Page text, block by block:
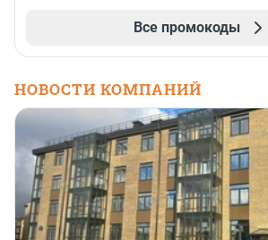
Все промокоды
НОВОСТИ КОМПАНИЙ